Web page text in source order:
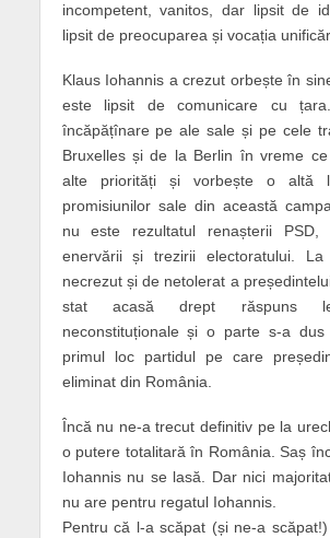
incompetent, vanitos, dar lipsit de
lipsit de preocuparea și vocația
Klaus Iohannis a crezut orbește în
este lipsit de comunicare cu
încăpățînare pe ale sale și pe cele
Bruxelles și de la Berlin în vreme
alte priorități și vorbește o altă
promisiunilor sale din această
nu este rezultatul renașterii PSD,
enervării și trezirii electoratului. La
necrezut și de netolerat a
stat acasă drept răspuns
neconstituționale și o parte s-a
primul loc partidul pe care
eliminat din România.
Încă nu ne-a trecut definitiv pe la
o putere totalitară în România. Saș
Iohannis nu se lasă. Dar nici
nu are pentru regatul Iohannis.
Pentru că l-a scăpat (și ne-a